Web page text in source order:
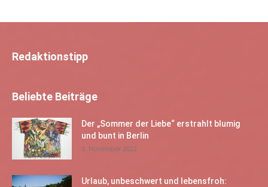
Redaktionstipp
Beliebte Beiträge
Der „Sommer der Liebe“ erstrahlt blumig
und bunt in Berlin
3. November 2022
Urlaub, unbeschwert und lebensfroh: